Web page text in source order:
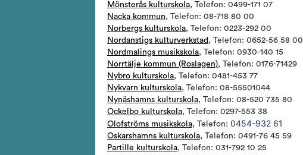
Mönsterås kulturskola, Telefon: 0499-171 07
Nacka kommun, Telefon: 08-718 80 00
Norbergs kulturskola, Telefon: 0223-292 00
Nordanstigs kulturverkstad , Telefon: 0652-56 58 00
Nordmalings musikskola, Telefon: 0930-140 15
Norrtälje kommun (Roslagen), Telefon: 0176-71429
Nybro kulturskola, Telefon: 0481-453 77
Nykvarn kulturskola, Telefon: 08-55501044
Nynäshamns kulturskola, Telefon: 08-520 735 80
Ockelbo kulturskola, Telefon: 0297-553 38
Olofströms musikskola, Telefon: 0454-932 61
Oskarshamns kulturskola, Telefon: 0491-76 45 59
Partille kulturskola, Telefon: 031-792 10 25